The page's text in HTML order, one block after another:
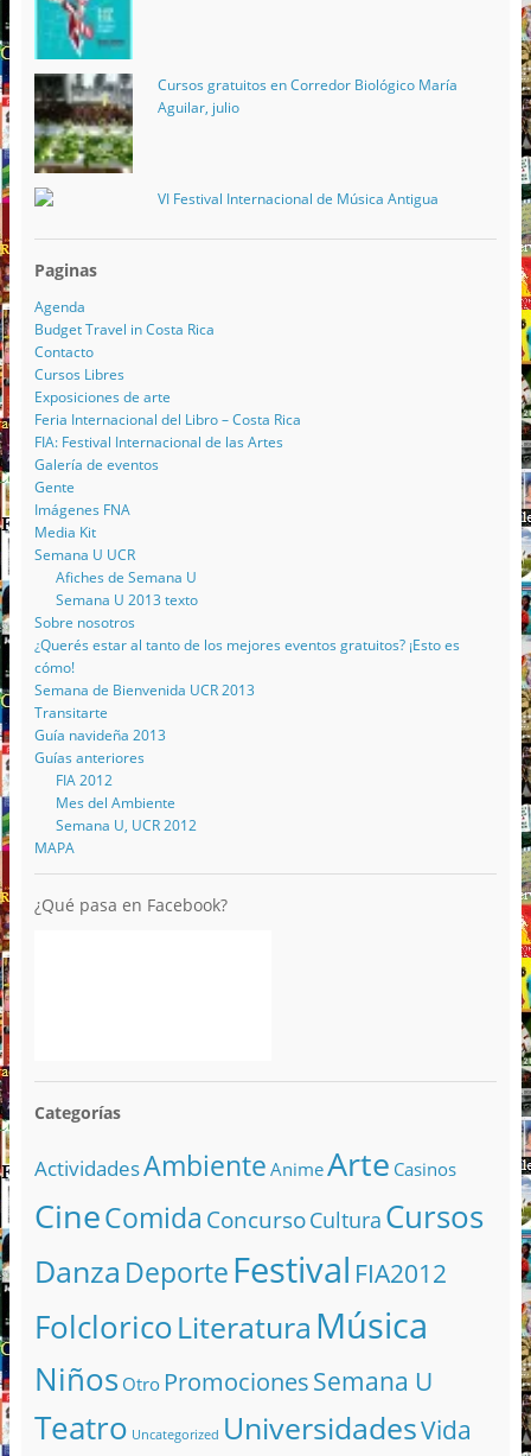
Cursos gratuitos en Corredor Biológico María
Aguilar, julio
VI Festival Internacional de Música Antigua
Paginas
Agenda
Budget Travel in Costa Rica
Contacto
Cursos Libres
Exposiciones de arte
Feria Internacional del Libro – Costa Rica
FIA: Festival Internacional de las Artes
Galería de eventos
Gente
Imágenes FNA
Media Kit
Semana U UCR
Afiches de Semana U
Semana U 2013 texto
Sobre nosotros
¿Querés estar al tanto de los mejores eventos gratuitos? ¡Esto es
cómo!
Semana de Bienvenida UCR 2013
Transitarte
Guía navideña 2013
Guías anteriores
FIA 2012
Mes del Ambiente
Semana U, UCR 2012
MAPA
¿Qué pasa en Facebook?
Categorías
ActividadesAmbiente AnimeArte Casinos
CineComida ConcursoCultura Cursos
Danza DeporteFestival FIA2012
FolcloricoLiteratura Música
Niños Otro PromocionesSemana U
Teatro Uncategorized UniversidadesVida